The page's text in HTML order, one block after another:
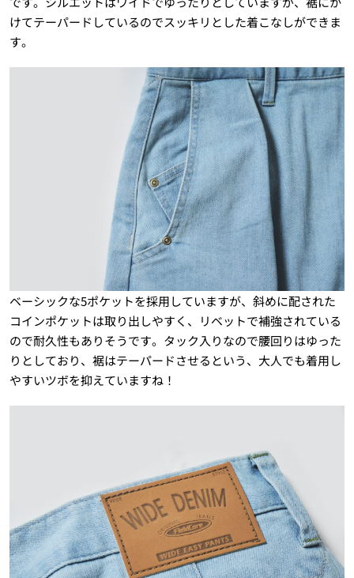
けてテーパードしているのでスッキリとした着こなしができま
す。
ベーシックな5ポケットを採用していますが、斜めに配された
コインポケットは取り出しやすく、リベットで補強されている
ので耐久性もありそうです。タック入りなので腰回りはゆった
りとしており、裾はテーパードさせるという、大人でも着用し
やすいツボを抑えていますね！